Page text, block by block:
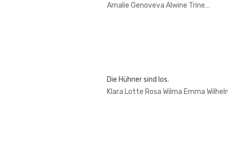
Amalie Genoveva Alwine Trine…
Die Hühner sind los.
Klara Lotte Rosa Wilma Emma